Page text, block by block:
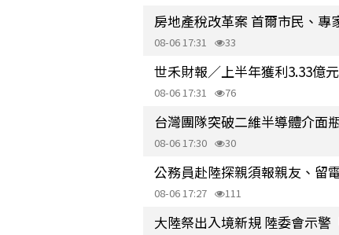
房地產稅改革案 首爾市民、專
08-06 17:31 33
世禾財報／上半年獲利3.33億
08-06 17:31 76
台灣團隊突破二維半導體介
08-06 17:30 30
公務員赴陸探親須報親友、留
08-06 17:27 111
大陸祭出入境新規 陸委會示警